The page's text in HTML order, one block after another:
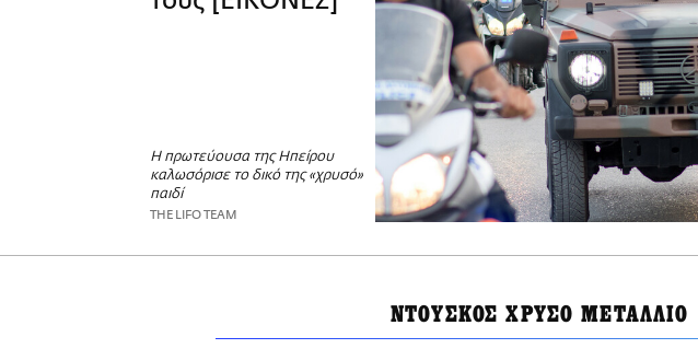
Η πρωτεύουσα της Ηπείρου
καλωσόρισε το δικό της «χρυσό»
παιδί
THE LIFO TEAM
ΝΤΟΥΣΚΟΣ ΧΡΥΣΟ ΜΕΤΑΛΛΙΟ